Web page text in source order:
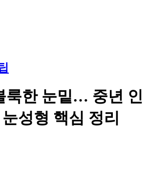
룩한 눈밑… 중년 인
성형 핵심 정리